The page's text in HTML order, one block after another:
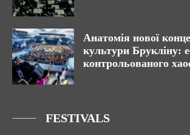
Анатомія нової
культури Брукліну:
контрольованого
FESTIVALS